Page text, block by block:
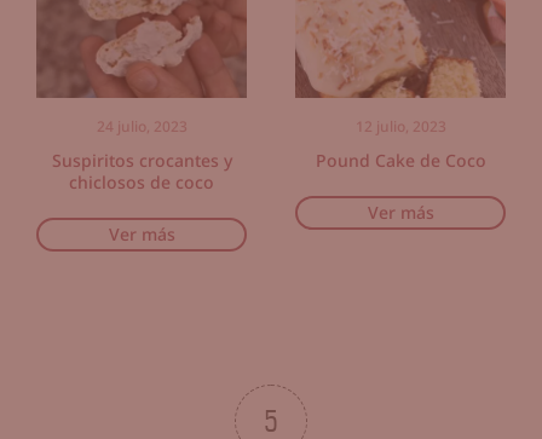
24 julio, 2023
Suspiritos crocantes y
chiclosos de coco
Ver más
12 julio, 2023
Pound Cake de Coco
Ver más
5